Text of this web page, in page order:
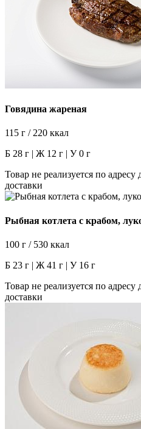
Говядина жареная
115 г / 220 ккал
Б 28 г | Ж 12 г | У 0 г
Товар не реализуется по
доставки
Рыбная котлета с крабом,
100 г / 530 ккал
Б 23 г | Ж 41 г | У 16 г
Товар не реализуется по
доставки